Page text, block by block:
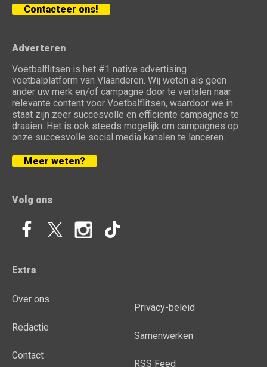
Contacteer ons!
Adverteren
Voetbalflitsen is het #1 native advertising
voetbalplatform van Vlaanderen. Wij weten als geen
ander uw merk en/of campagne door te vertalen naar
relevante content voor Voetbalflitsen, waardoor we in
staat zijn zeer succesvolle en efficiënte campagnes te
draaien. Het is ook steeds mogelijk om campagnes op
onze succesvolle social media kanalen te lanceren.
Meer weten?
Volg ons
Extra
Over ons
Redactie
Contact
Privacy-beleid
Samenwerken
RSS Feed